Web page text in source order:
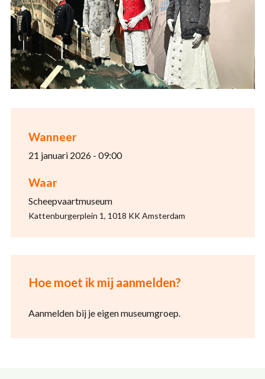
Wanneer
21 januari 2026 - 09:00
Waar
Scheepvaartmuseum
Kattenburgerplein 1, 1018 KK Amsterdam
Hoe moet ik mij aanmelden?
Aanmelden bij je eigen museumgroep.